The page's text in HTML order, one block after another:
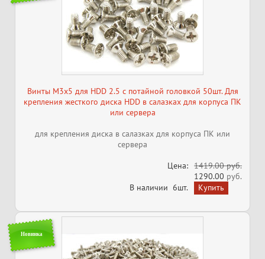
Винты M3x5 для HDD 2.5 с потайной головкой 50шт. Для
крепления жесткого диска HDD в салазках для корпуса ПК
или сервера
для крепления диска в салазках для корпуса ПК или
сервера
Цена: 1419.00 руб.
1290.00 руб.
В наличии 6шт.
Новинка